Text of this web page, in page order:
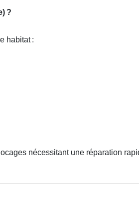
?
habitat :
nécessitant une réparation